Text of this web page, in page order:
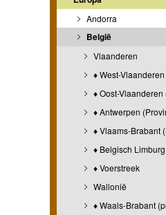
Andorra
België
Vlaanderen
♦ West-
♦ Oost-
♦ Antwerpen
♦ Vlaams-Brabant
♦ Belgisch
♦ Voerstreek
Wallonië
♦ Waals-Brabant